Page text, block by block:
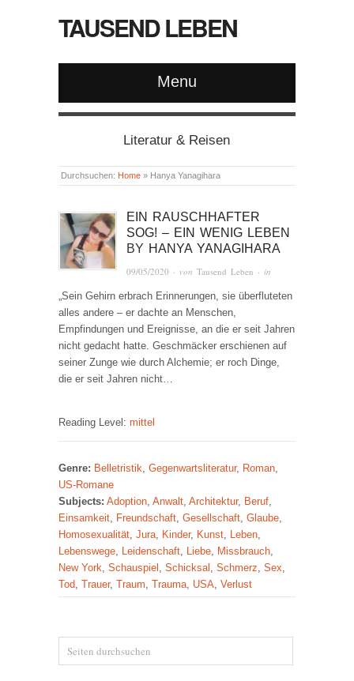
TAUSEND LEBEN
Menu
Literatur & Reisen
Durchsuchen: Home » Hanya Yanagihara
EIN RAUSCHHAFTER
SOG! – EIN WENIG LEBEN
BY HANYA YANAGIHARA
09/05/2020 · vonTausend Leben · in
„Sein Gehirn erbrach Erinnerungen, sie überfluteten
alles andere – er dachte an Menschen,
Empfindungen und Ereignisse, an die er seit Jahren
nicht gedacht hatte. Geschmäcker erschienen auf
seiner Zunge wie durch Alchemie; er roch Dinge,
die er seit Jahren nicht…
Reading Level: mittel
Genre: Belletristik Gegenwartsliteratur, Roman
US-Romane
Subjects: Adoption Anwalt Architektur, Beruf
Einsamkeit Freundschaft Gesellschaft Glaube
Homosexualität Jura Kinder, Kunst Leben
Lebenswege Leidenschaft Liebe Missbrauch
New York Schauspiel Schicksal Schmerz Sex
Tod Trauer, Traum Trauma USA Verlust